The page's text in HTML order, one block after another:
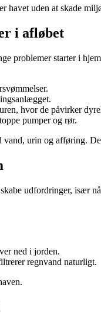
havet uden at skade
i afløbet
problemer starter i
hvor de påvirker
pumper og rør.
vand, urin og afføring.
udfordringer, især
ned i jorden.
regnvand naturligt.